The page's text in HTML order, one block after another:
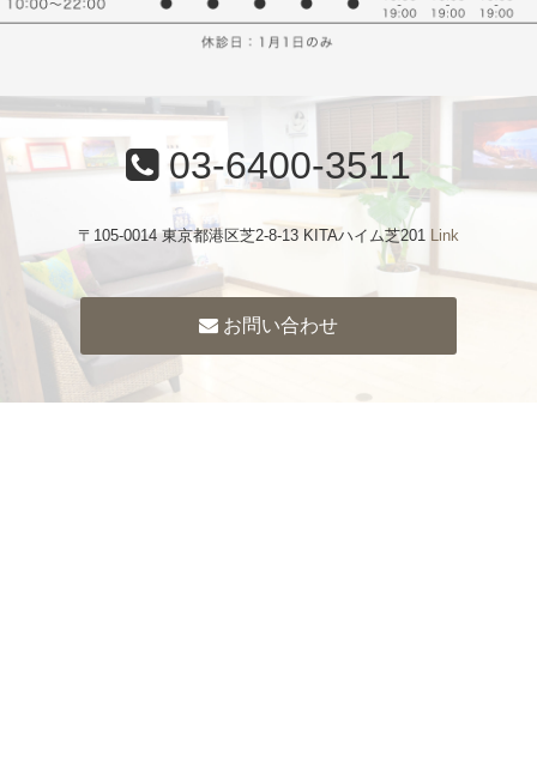
03-6400-3511
〒105-0014 東京都港区芝2-8-13 KITAハイム芝201 Link
お問い合わせ